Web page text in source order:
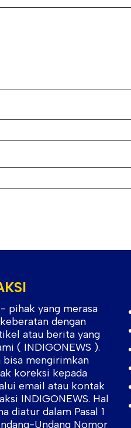
pihak yang merasa
dengan
atau berita yang
( INDIGONEWS ).
bisa mengirimkan
koreksi kepada
email atau kontak
INDIGONEWS. Hal
diatur dalam Pasal 1
Undang Nomor